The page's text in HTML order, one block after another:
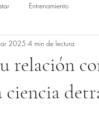
Entrenamiento
relación
ciencia
2025 4 min de lectura